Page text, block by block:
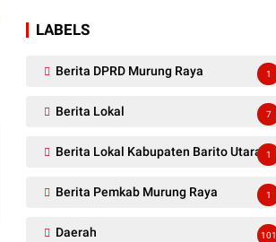
LABELS
Berita DPRD Murung Raya 1
Berita Lokal 7
Berita Lokal Kabupaten Barito Utara 1
Berita Pemkab Murung Raya 1
Daerah 101